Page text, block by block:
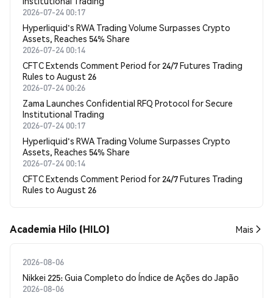
2026-07-24 00:17
Hyperliquid's RWA Trading Volume Surpasses Crypto
Assets, Reaches 54% Share
2026-07-24 00:14
CFTC Extends Comment Period for 24/7 Futures Trading
Rules to August 26
2026-07-24 00:26
Zama Launches Confidential RFQ Protocol for Secure
Institutional Trading
2026-07-24 00:17
Hyperliquid's RWA Trading Volume Surpasses Crypto
Assets, Reaches 54% Share
2026-07-24 00:14
CFTC Extends Comment Period for 24/7 Futures Trading
Rules to August 26
Academia Hilo (HILO) Mais
2026-08-06
Nikkei 225: Guia Completo do Índice de Ações do Japão
2026-08-06